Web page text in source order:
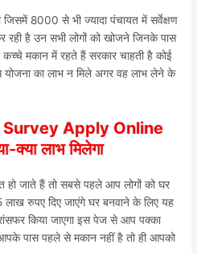
8000 से भी ज्यादा पंचायत में सर्वेक्षण
रही है उन सभी लोगों को खोजने जिनके पास
मकान में रहते हैं सरकार चाहती है कोई
योजना का लाभ न मिले अगर वह लाभ लेने के
Survey Apply Online
क्या लाभ मिलेगा
हो जाते हैं तो सबसे पहले आप लोगों को घर
रुपए दिए जाएंगे घर बनवाने के लिए यह
किया जाएगा इस पेज से आप पक्का
पास पहले से मकान नहीं है तो ही आपको